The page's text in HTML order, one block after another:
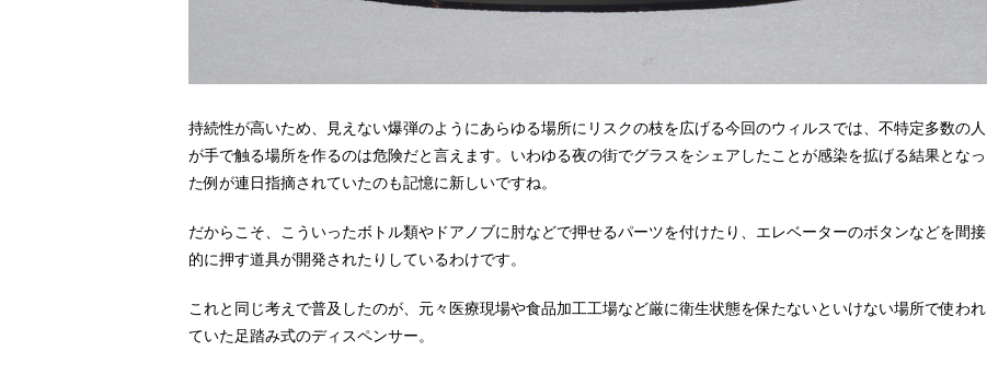
持続性が高いため、見えない爆弾のようにあらゆる場所にリスクの枝を広げる今回のウィルスでは、不特定多数の人
が手で触る場所を作るのは危険だと言えます。いわゆる夜の街でグラスをシェアしたことが感染を拡げる結果となっ
た例が連日指摘されていたのも記憶に新しいですね。
だからこそ、こういったボトル類やドアノブに肘などで押せるパーツを付けたり、エレベーターのボタンなどを間接
的に押す道具が開発されたりしているわけです。
これと同じ考えで普及したのが、元々医療現場や食品加工工場など厳に衛生状態を保たないといけない場所で使われ
ていた足踏み式のディスペンサー。